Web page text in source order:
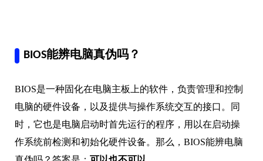
BIOS能辨电脑真伪吗？
BIOS是一种固化在电脑主板上的软件，负责管理和控制
电脑的硬件设备，以及提供与操作系统交互的接口。同
时，它也是电脑启动时首先运行的程序，用以在启动操
作系统前检测和初始化硬件设备。那么，BIOS能辨电脑